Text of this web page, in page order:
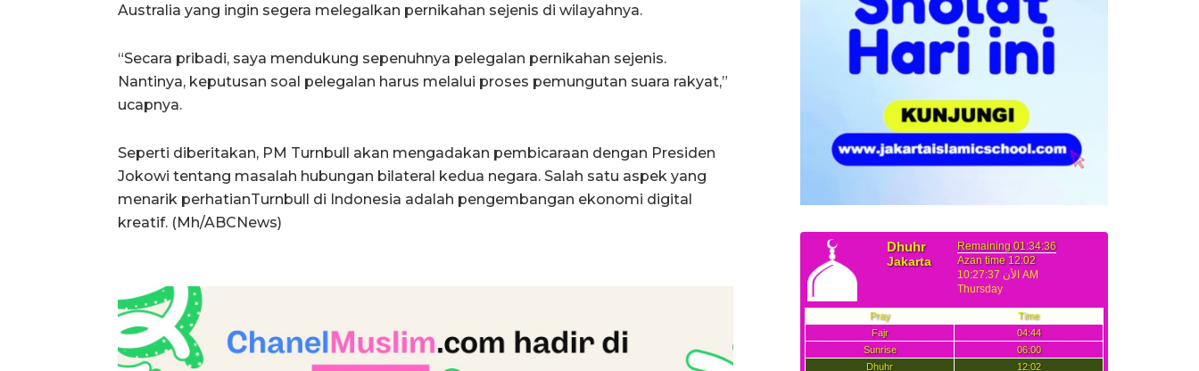
Australia yang ingin segera melegalkan pernikahan sejenis di wilayahnya.
“Secara pribadi, saya mendukung sepenuhnya pelegalan pernikahan sejenis.
Nantinya, keputusan soal pelegalan harus melalui proses pemungutan suara rakyat,”
ucapnya.
Seperti diberitakan, PM Turnbull akan mengadakan pembicaraan dengan Presiden
Jokowi tentang masalah hubungan bilateral kedua negara. Salah satu aspek yang
menarik perhatianTurnbull di Indonesia adalah pengembangan ekonomi digital
kreatif. (Mh/ABCNews)